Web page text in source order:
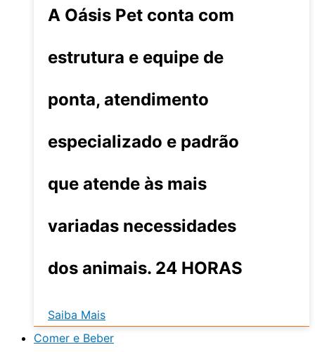
A Oásis Pet conta com
estrutura e equipe de
ponta, atendimento
especializado e padrão
que atende às mais
variadas necessidades
dos animais. 24 HORAS
Saiba Mais
Comer e Beber